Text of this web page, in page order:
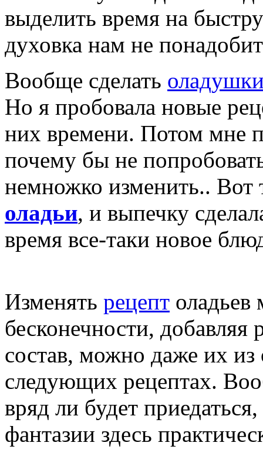
выделить время на
духовка нам не
Вообще сделать
Но я пробовала новые
них времени. Потом мне
почему бы не
немножко изменить.. Вот
оладьи, и выпечку
время все-таки новое
Изменять рецепт
бесконечности,
состав, можно даже их
следующих рецептах.
вряд ли будет
фантазии здесь